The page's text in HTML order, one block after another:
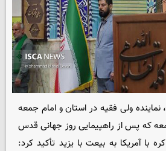
نماینده ولی فقیه در استان و امام جمعه
که پس از راهپیمایی روز جهانی قدس
با آمریکا به بیعت با یزید تأکید کرد: